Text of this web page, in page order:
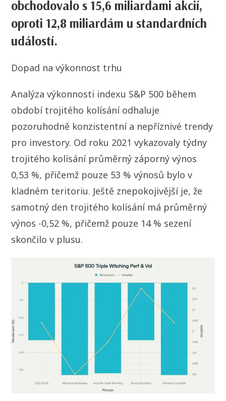
obchodovalo s 15,6 miliardami akcií,
oproti 12,8 miliardám u standardních
událostí.
Dopad na výkonnost trhu
Analýza výkonnosti indexu S&P 500 během
období trojitého kolísání odhaluje
pozoruhodně konzistentní a nepříznivé trendy
pro investory. Od roku 2021 vykazovaly týdny
trojitého kolísání průměrný záporný výnos
0,53 %, přičemž pouze 53 % výnosů bylo v
kladném teritoriu. Ještě znepokojivější je, že
samotný den trojitého kolísání má průměrný
výnos -0,52 %, přičemž pouze 14 % sezení
skončilo v plusu.